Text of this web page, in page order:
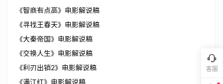
《智商有点高》电影解说稿
《寻找王春天》电影解说稿
《大秦帝国》电影解说稿
《交换人生》电影解说稿
《利刃出销2》电影解说稿
《满江红》电影解说稿
客服